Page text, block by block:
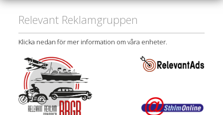
Relevant Reklamgruppen
Klicka nedan för mer information om våra enheter.